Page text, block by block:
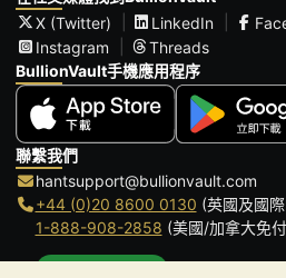
X (Twitter)
LinkedIn
Instagram
Threads
BullionVault手機應用程序
聯繫我們
hantsupport@bullionvault.com
+44 (0)20 8600 0130 (英國及國
1-888-908-2858 (美國/加拿大免